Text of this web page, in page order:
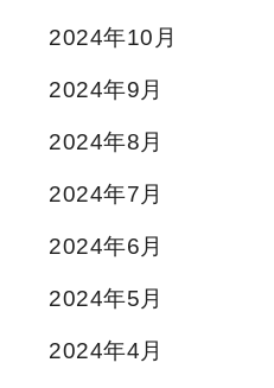
2024年10月
2024年9月
2024年8月
2024年7月
2024年6月
2024年5月
2024年4月